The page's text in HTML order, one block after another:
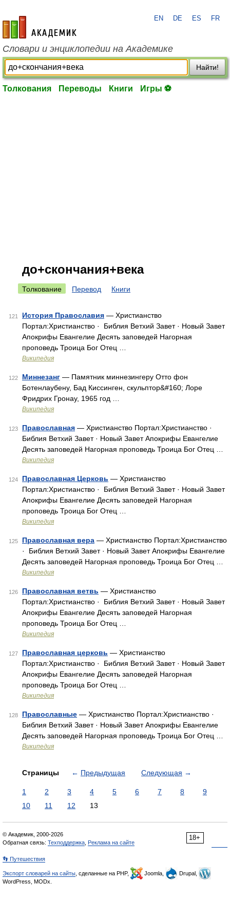
academic.ru
EN DE ES FR
Словари и энциклопедии на Академике
Найти!
Толкования Переводы Книги Игры ⚽
до+скончания+века
Толкование Перевод Книги
121 История Православия — Христианство
Портал:Христианство · ‎ Библия Ветхий Завет · Новый Завет
Апокрифы Евангелие Десять заповедей Нагорная
проповедь Троица Бог Отец …
Википедия
122 Миннезанг — Памятник миннезингеру Отто фон
Ботенлаубену, Бад Киссинген, скульптор&#160; Лоре
Фридрих Гронау, 1965 год …
Википедия
123 Православная — Христианство Портал:Христианство · ‎
Библия Ветхий Завет · Новый Завет Апокрифы Евангелие
Десять заповедей Нагорная проповедь Троица Бог Отец …
Википедия
124 Православная Церковь — Христианство
Портал:Христианство · ‎ Библия Ветхий Завет · Новый Завет
Апокрифы Евангелие Десять заповедей Нагорная
проповедь Троица Бог Отец …
Википедия
125 Православная вера — Христианство Портал:Христианство
· ‎ Библия Ветхий Завет · Новый Завет Апокрифы Евангелие
Десять заповедей Нагорная проповедь Троица Бог Отец …
Википедия
126 Православная ветвь — Христианство
Портал:Христианство · ‎ Библия Ветхий Завет · Новый Завет
Апокрифы Евангелие Десять заповедей Нагорная
проповедь Троица Бог Отец …
Википедия
127 Православная церковь — Христианство
Портал:Христианство · ‎ Библия Ветхий Завет · Новый Завет
Апокрифы Евангелие Десять заповедей Нагорная
проповедь Троица Бог Отец …
Википедия
128 Православные — Христианство Портал:Христианство · ‎
Библия Ветхий Завет · Новый Завет Апокрифы Евангелие
Десять заповедей Нагорная проповедь Троица Бог Отец …
Википедия
Страницы ← Предыдущая Следующая →
1 2 3 4 5 6 7 8
9
10
11 12 13
18+
© Академик, 2000-2026
Обратная связь: Техподдержка Реклама на сайте
👣 Путешествия
Экспорт словарей на сайты , сделанные на PHP, Joomla,
Drupal,
WordPress, MODx.